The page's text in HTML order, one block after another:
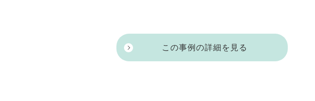
この事例の詳細を見る